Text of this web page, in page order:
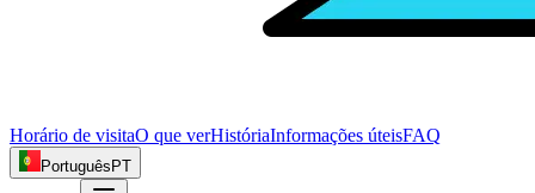
Horário de visitaO que verHistóriaInformações úteisFAQ
Português PT